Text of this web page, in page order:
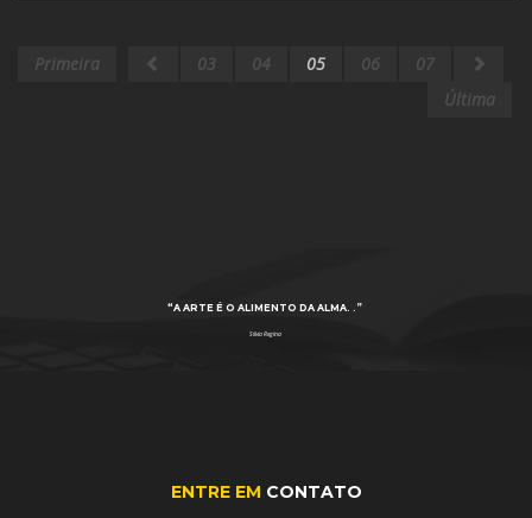
Primeira 03 04 05 06
07
Última
“A ARTE É O ALIMENTO DA ALMA. .”
Silvia Regina
ENTRE EM CONTATO